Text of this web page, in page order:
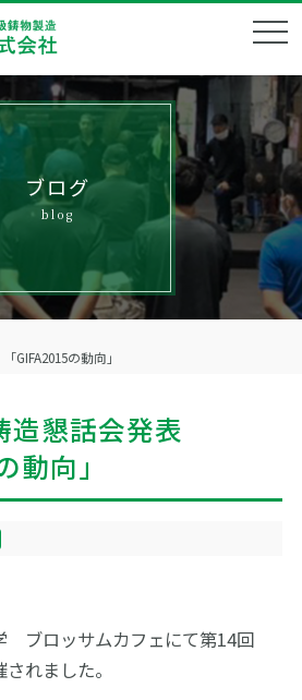
会社概要
Corporate profile
企業理念
Philosophy
製品ラインナップ
鋳造技術
Technical
management
Blog
リクルート
ブログ
blog
GIFA2015の動向」
造懇話会発表
動向」
ブロッサムカフェにて第14回
れました。